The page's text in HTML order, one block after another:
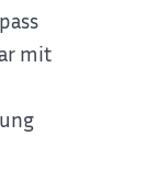
mit